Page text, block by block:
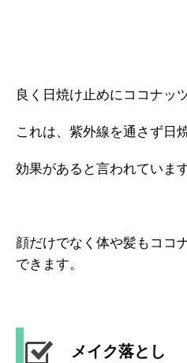
良く日焼け止めにココナッ
これは、紫外線を通さず日
効果があると言われています
顔だけでなく体や髪もココ
できます。
メイク落とし